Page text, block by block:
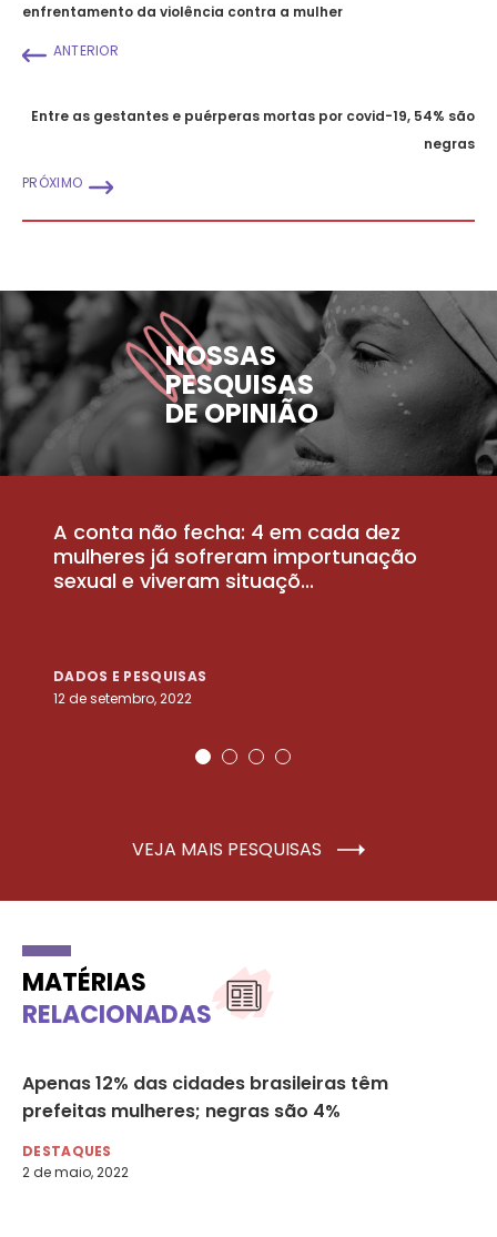
enfrentamento da violência contra a mulher
ANTERIOR
Entre as gestantes e puérperas mortas por covid-19, 54% são
negras
PRÓXIMO
NOSSAS
PESQUISAS
DE OPINIÃO
A conta não fecha: 4 em cada dez
mulheres já sofreram importunação
sexual e viveram situaçõ...
DADOS E PESQUISAS
12 de setembro, 2022
VEJA MAIS PESQUISAS
MATÉRIAS
RELACIONADAS
Apenas 12% das cidades brasileiras têm
prefeitas mulheres; negras são 4%
DESTAQUES
2 de maio, 2022